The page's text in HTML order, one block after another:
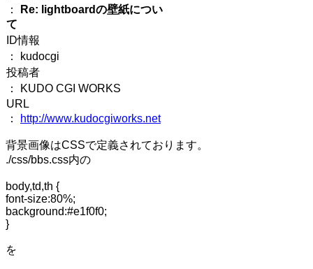
：
Re: lightboardの壁紙につい
て
ID情報
： kudocgi
投稿者
： KUDO CGI WORKS
URL
：
http://www.kudocgiworks.net
背景画像はCSSで定義されております。
./css/bbs.css内の
body,td,th {
font-size:80%;
background:#e1f0f0;
}
を